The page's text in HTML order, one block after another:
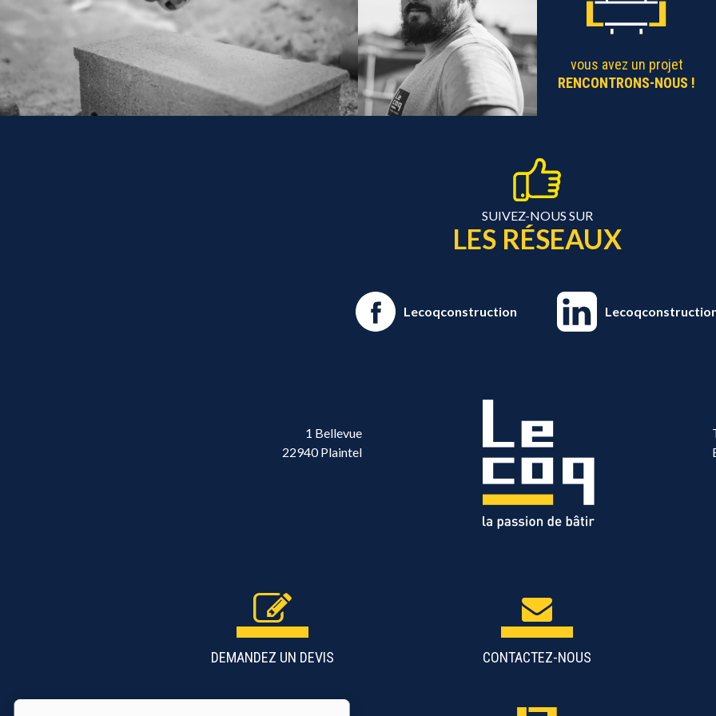
vous avez un projet
RENCONTRONS-NOUS !
SUIVEZ-NOUS SUR
LES RÉSEAUX
Lecoqconstruction
1 Bellevue
22940 Plaintel
DEMANDEZ UN DEVIS CONTACTEZ-NOUS